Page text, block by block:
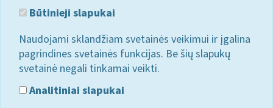
Būtinieji slapukai
Naudojami sklandžiam svetainės veikimui ir įgalina
pagrindines svetainės funkcijas. Be šių slapukų
svetainė negali tinkamai veikti.
Analitiniai slapukai